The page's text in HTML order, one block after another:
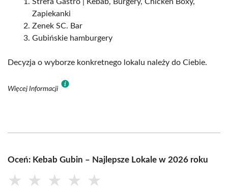
Zapiekanki
Zenek SC. Bar
Gubińskie hamburgery
Decyzja o wyborze konkretnego lokalu należy do Ciebie.
Więcej Informacji
Oceń: Kebab Gubin – Najlepsze Lokale w 2026 roku
★ ★ ★ ★ ★